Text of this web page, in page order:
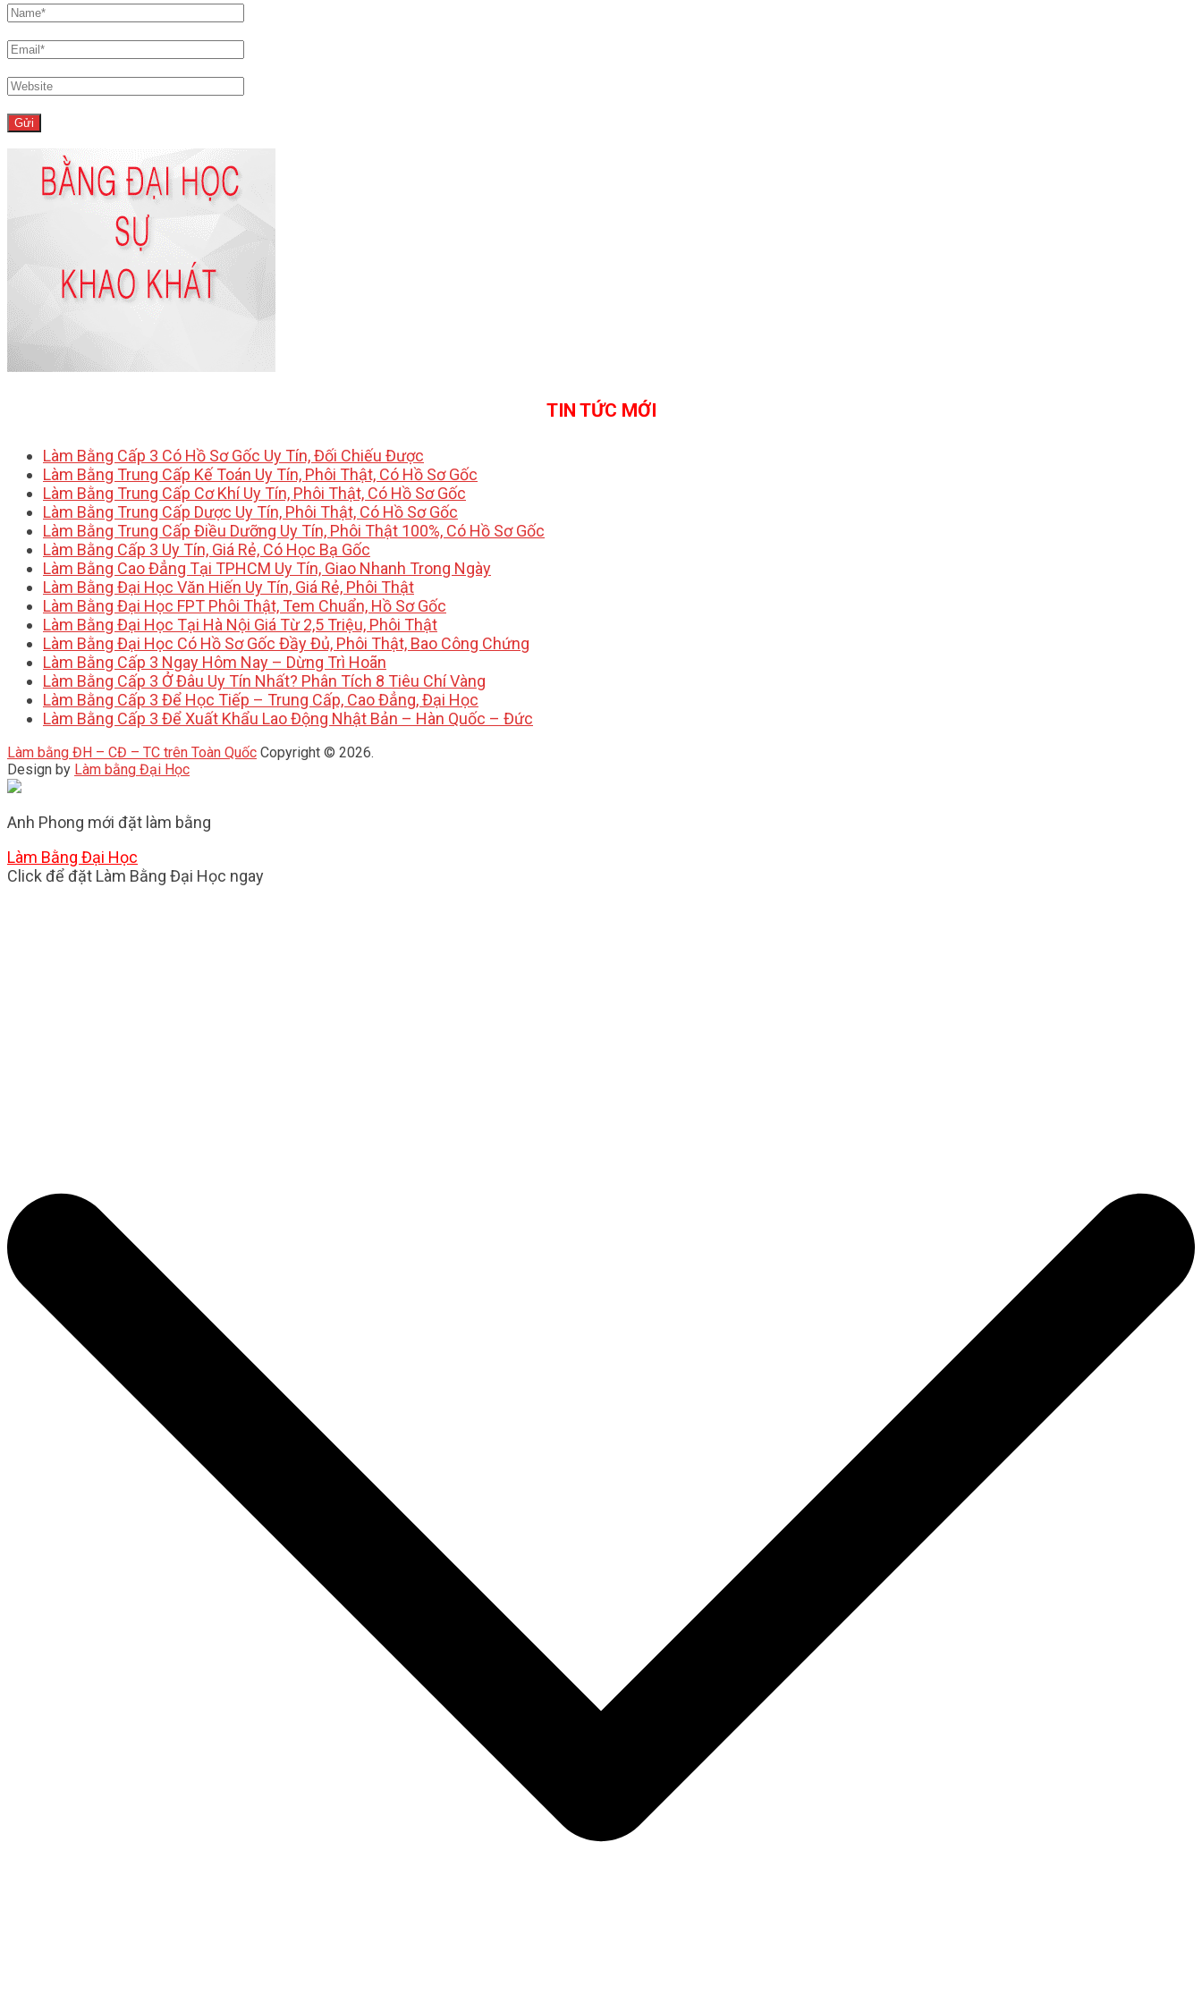
TIN TỨC MỚI
Làm Bằng Cấp 3 Có Hồ Sơ Gốc Uy Tín, Đối Chiếu Được
Làm Bằng Trung Cấp Kế Toán Uy Tín, Phôi Thật, Có Hồ Sơ Gốc
Làm Bằng Trung Cấp Cơ Khí Uy Tín, Phôi Thật, Có Hồ Sơ Gốc
Làm Bằng Trung Cấp Dược Uy Tín, Phôi Thật, Có Hồ Sơ Gốc
Làm Bằng Trung Cấp Điều Dưỡng Uy Tín, Phôi Thật 100%, Có Hồ Sơ Gốc
Làm Bằng Cấp 3 Uy Tín, Giá Rẻ, Có Học Bạ Gốc
Làm Bằng Cao Đẳng Tại TPHCM Uy Tín, Giao Nhanh Trong Ngày
Làm Bằng Đại Học Văn Hiến Uy Tín, Giá Rẻ, Phôi Thật
Làm Bằng Đại Học FPT Phôi Thật, Tem Chuẩn, Hồ Sơ Gốc
Làm Bằng Đại Học Tại Hà Nội Giá Từ 2,5 Triệu, Phôi Thật
Làm Bằng Đại Học Có Hồ Sơ Gốc Đầy Đủ, Phôi Thật, Bao Công Chứng
Làm Bằng Cấp 3 Ngay Hôm Nay – Dừng Trì Hoãn
Làm Bằng Cấp 3 Ở Đâu Uy Tín Nhất? Phân Tích 8 Tiêu Chí Vàng
Làm Bằng Cấp 3 Để Học Tiếp – Trung Cấp, Cao Đẳng, Đại Học
Làm Bằng Cấp 3 Để Xuất Khẩu Lao Động Nhật Bản – Hàn Quốc – Đức
Làm bằng ĐH – CĐ – TC trên Toàn Quốc Copyright © 2026.
Design by Làm bằng Đại Học
Anh Phong mới đặt làm bằng
Làm Bằng Đại Học
Click để đặt Làm Bằng Đại Học ngay